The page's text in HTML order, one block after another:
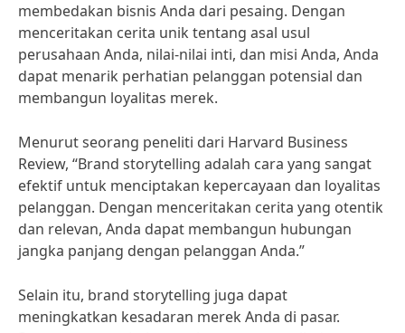
membedakan bisnis Anda dari pesaing. Dengan
menceritakan cerita unik tentang asal usul
perusahaan Anda, nilai-nilai inti, dan misi Anda, Anda
dapat menarik perhatian pelanggan potensial dan
membangun loyalitas merek.
Menurut seorang peneliti dari Harvard Business
Review, “Brand storytelling adalah cara yang sangat
efektif untuk menciptakan kepercayaan dan loyalitas
pelanggan. Dengan menceritakan cerita yang otentik
dan relevan, Anda dapat membangun hubungan
jangka panjang dengan pelanggan Anda.”
Selain itu, brand storytelling juga dapat
meningkatkan kesadaran merek Anda di pasar.